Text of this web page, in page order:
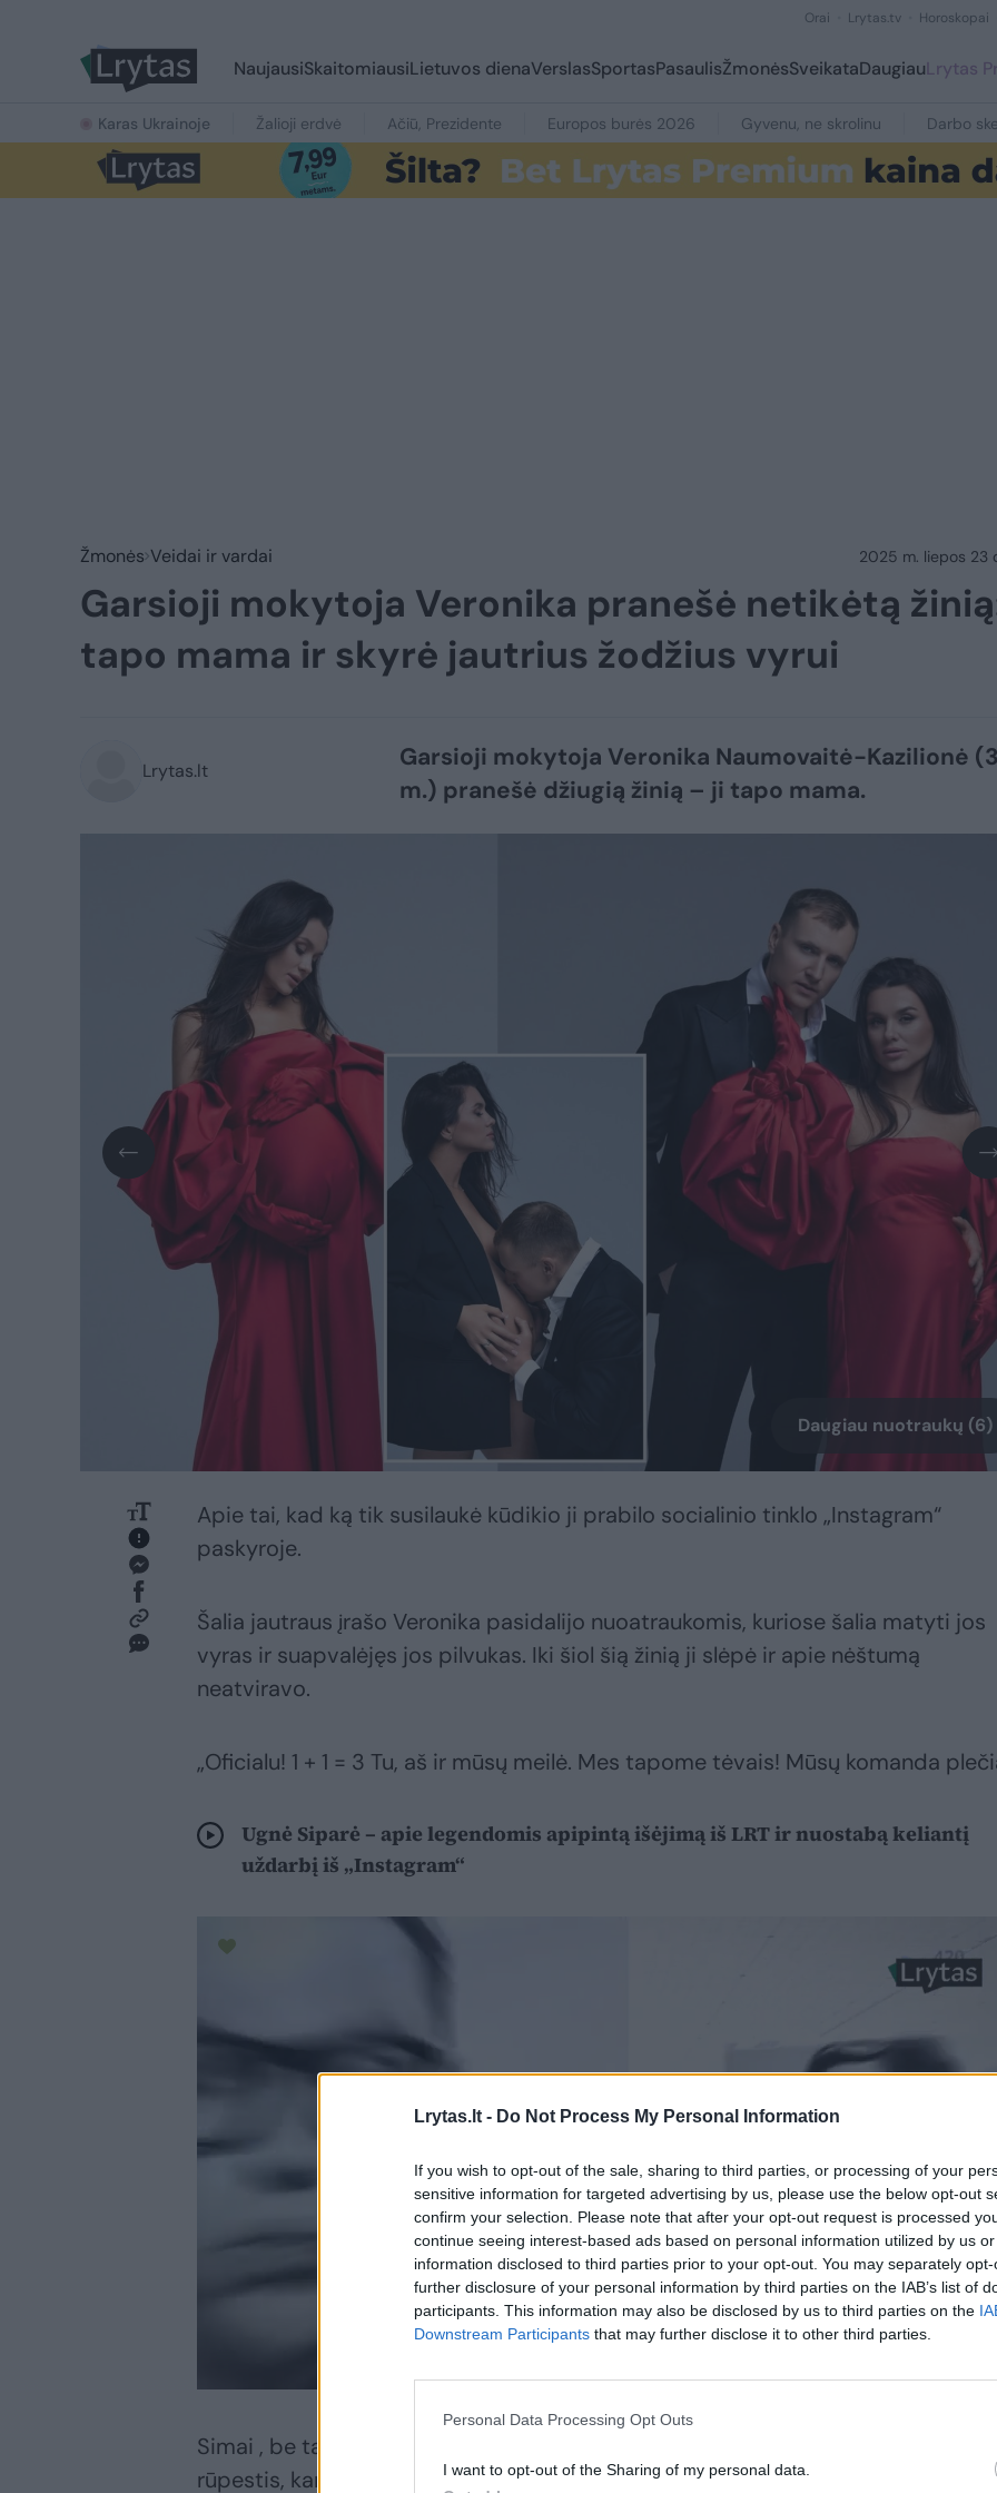
Lrytas.lt - Do Not Process My Personal Information
If you wish to opt-out of the sale, sharing to third parties, or processing of your
sensitive information for targeted advertising by us, please use the below opt-out
confirm your selection. Please note that after your opt-out request is processed
continue seeing interest-based ads based on personal information utilized by us
information disclosed to third parties prior to your opt-out. You may separately
further disclosure of your personal information by third parties on the IAB’s list of
participants. This information may also be disclosed by us to third parties on the
Downstream Participants that may further disclose it to other third parties.
Personal Data Processing Opt Outs
I want to opt-out of the Sharing of my personal data.
Orai Lrytas.tv Horoskopai
NaujausiSkaitomiausiLietuvos dienaVerslasSportasPasaulisŽmonėsSveikataDaugiauLrytas
Karas Ukrainoje Žalioji erdvė Ačiū, Prezidente Europos burės 2026 Gyvenu, ne skrolinu Darbo
Žmonės Veidai ir vardai 2025 m. liepos 23
Garsioji mokytoja Veronika pranešė netikėtą
tapo mama ir skyrė jautrius žodžius vyrui
Lrytas.lt
Garsioji mokytoja Veronika Naumovaitė-Kazilionė
m.) pranešė džiugią žinią – ji tapo mama.
Daugiau nuotraukų (6)
Apie tai, kad ką tik susilaukė kūdikio ji prabilo socialinio tinklo „Instagram“
paskyroje.
Šalia jautraus įrašo Veronika pasidalijo nuoatraukomis, kuriose šalia matyti jos
vyras ir suapvalėjęs jos pilvukas. Iki šiol šią žinią ji slėpė ir apie nėštumą
neatviravo.
„Oficialu! 1 + 1 = 3 Tu, aš ir mūsų meilė. Mes tapome tėvais! Mūsų komanda
Ugnė Siparė – apie legendomis apipintą išėjimą iš LRT ir nuostabą keliantį
uždarbį iš „Instagram“
Simai , be tavęs šie 9 mėnesiai nebūtų buvę tokie lengvi, ramūs ir sklandūs.
rūpestis, kantrybė ir meilė man bei mūsų babybūzikui pranoko visus mano